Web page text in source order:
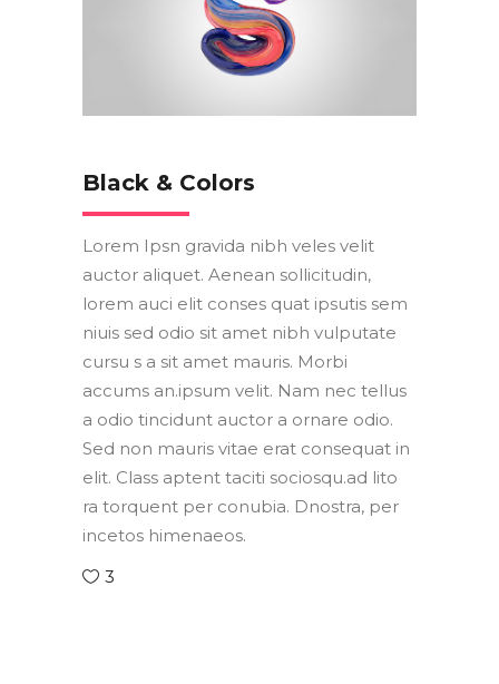
Black & Colors
Lorem Ipsn gravida nibh veles velit
auctor aliquet. Aenean sollicitudin,
lorem auci elit conses quat ipsutis sem
niuis sed odio sit amet nibh vulputate
cursu s a sit amet mauris. Morbi
accums an.ipsum velit. Nam nec tellus
a odio tincidunt auctor a ornare odio.
Sed non mauris vitae erat consequat in
elit. Class aptent taciti sociosqu.ad lito
ra torquent per conubia. Dnostra, per
incetos himenaeos.
3